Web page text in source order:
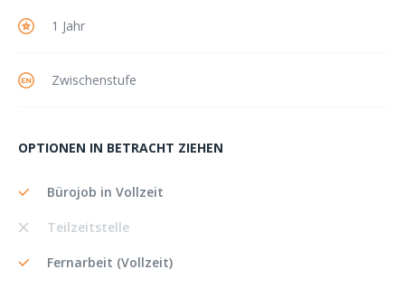
1 Jahr
Zwischenstufe
OPTIONEN IN BETRACHT ZIEHEN
Bürojob in Vollzeit
Teilzeitstelle
Fernarbeit (Vollzeit)